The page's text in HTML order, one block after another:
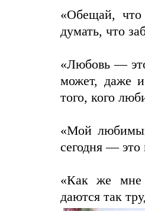
«Обещай, что
думать, что
«Любовь — это
может, даже
того, кого
«Мой
сегодня —
«Как же мне
даются так